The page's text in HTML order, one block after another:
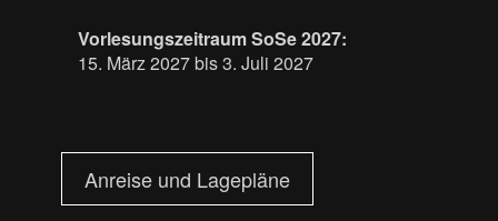
Vorlesungszeitraum SoSe 2027:
15. März 2027 bis 3. Juli 2027
Anreise und Lagepläne